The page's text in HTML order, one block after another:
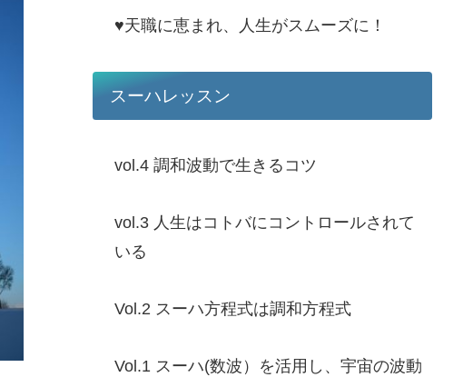
♥天職に恵まれ、人生がスムーズに！
スーハレッスン
vol.4 調和波動で生きるコツ
vol.3 人生はコトバにコントロールされて
いる
Vol.2 スーハ方程式は調和方程式
Vol.1 スーハ(数波）を活用し、宇宙の波動